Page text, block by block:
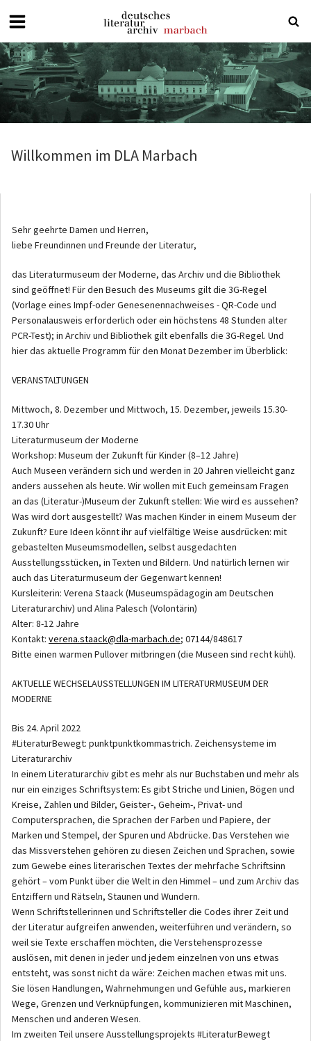
Deutsches
Literaturarchiv
Marbach
Willkommen im DLA Marbach
Sehr geehrte Damen und Herren,
liebe Freundinnen und Freunde der Literatur,
das Literaturmuseum der Moderne, das Archiv und die Bibliothek
sind geöffnet! Für den Besuch des Museums gilt die 3G-Regel
(Vorlage eines Impf-oder Genesenennachweises - QR-Code und
Personalausweis erforderlich oder ein höchstens 48 Stunden alter
PCR-Test); in Archiv und Bibliothek gilt ebenfalls die 3G-Regel. Und
hier das aktuelle Programm für den Monat Dezember im Überblick:
VERANSTALTUNGEN
Mittwoch, 8. Dezember und Mittwoch, 15. Dezember, jeweils 15.30-
17.30 Uhr
Literaturmuseum der Moderne
Workshop: Museum der Zukunft für Kinder (8–12 Jahre)
Auch Museen verändern sich und werden in 20 Jahren vielleicht ganz
anders aussehen als heute. Wir wollen mit Euch gemeinsam Fragen
an das (Literatur-)Museum der Zukunft stellen: Wie wird es aussehen?
Was wird dort ausgestellt? Was machen Kinder in einem Museum der
Zukunft? Eure Ideen könnt ihr auf vielfältige Weise ausdrücken: mit
gebastelten Museumsmodellen, selbst ausgedachten
Ausstellungsstücken, in Texten und Bildern. Und natürlich lernen wir
auch das Literaturmuseum der Gegenwart kennen!
Kursleiterin: Verena Staack (Museumspädagogin am Deutschen
Literaturarchiv) und Alina Palesch (Volontärin)
Alter: 8-12 Jahre
Kontakt: verena.staack@dla-marbach.de; 07144/848617
Bitte einen warmen Pullover mitbringen (die Museen sind recht kühl).
AKTUELLE WECHSELAUSSTELLUNGEN IM LITERATURMUSEUM DER
MODERNE
Bis 24. April 2022
#LiteraturBewegt: punktpunktkommastrich. Zeichensysteme im
Literaturarchiv
In einem Literaturarchiv gibt es mehr als nur Buchstaben und mehr als
nur ein einziges Schriftsystem: Es gibt Striche und Linien, Bögen und
Kreise, Zahlen und Bilder, Geister-, Geheim-, Privat- und
Computersprachen, die Sprachen der Farben und Papiere, der
Marken und Stempel, der Spuren und Abdrücke. Das Verstehen wie
das Missverstehen gehören zu diesen Zeichen und Sprachen, sowie
zum Gewebe eines literarischen Textes der mehrfache Schriftsinn
gehört – vom Punkt über die Welt in den Himmel – und zum Archiv das
Entziffern und Rätseln, Staunen und Wundern.
Wenn Schriftstellerinnen und Schriftsteller die Codes ihrer Zeit und
der Literatur aufgreifen anwenden, weiterführen und verändern, so
weil sie Texte erschaffen möchten, die Verstehensprozesse
auslösen, mit denen in jeder und jedem einzelnen von uns etwas
entsteht, was sonst nicht da wäre: Zeichen machen etwas mit uns.
Sie lösen Handlungen, Wahrnehmungen und Gefühle aus, markieren
Wege, Grenzen und Verknüpfungen, kommunizieren mit Maschinen,
Menschen und anderen Wesen.
Im zweiten Teil unsere Ausstellungsprojekts #LiteraturBewegt